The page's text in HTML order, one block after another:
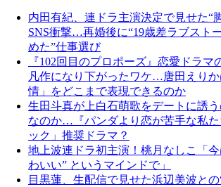
内田有紀、連ドラ主演決定で見せた“
SNS衝撃…再婚後に“19歳差ラブスト
めた”仕事選び
『102回目のプロポーズ』恋愛ドラマ
凡作になり下がったワケ…唐田えり
情」をどこまで表現できるのか
生田斗真が上白石萌歌をデートに誘う
なのか…『パンダより恋が苦手な私
ック」推奨ドラマ？
地上波連ドラ初主演！桃月なしこ「
わいい” というマインドで」
目黒蓮、生配信で見せた浜辺美波と